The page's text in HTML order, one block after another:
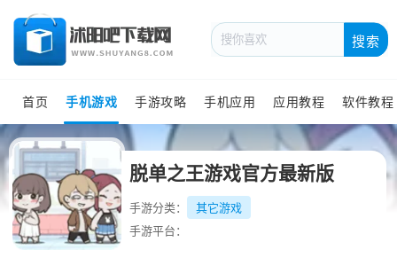
搜索
首页 手机游戏 手游攻略 手机应用 应用教程 软件教程
脱单之王游戏官方最新版
手游分类：
其它游戏
手游平台：